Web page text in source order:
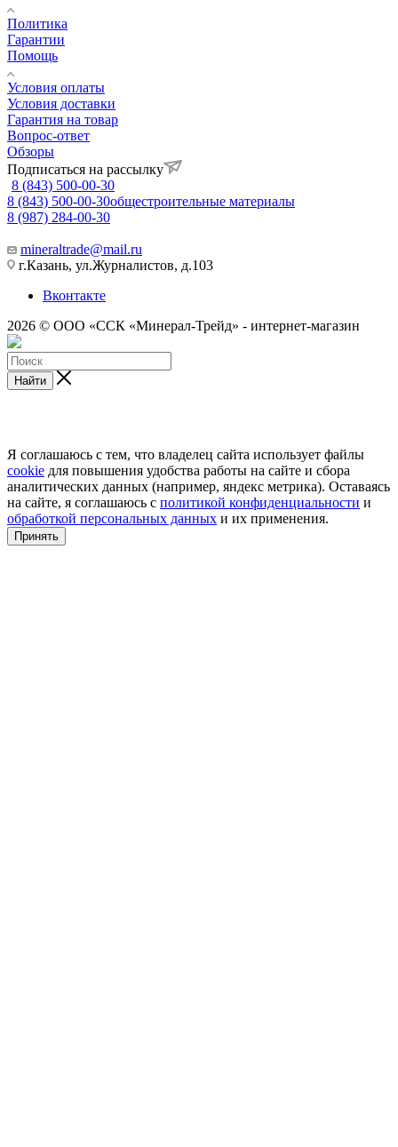
Политика
Гарантии
Помощь
Условия оплаты
Условия доставки
Гарантия на товар
Вопрос-ответ
Обзоры
Подписаться на рассылку
8 (843) 500-00-30
8 (843) 500-00-30общестроительные материалы
8 (987) 284-00-30
mineraltrade@mail.ru
г.Казань, ул.Журналистов, д.103
Вконтакте
2026 © ООО «ССК «Минерал-Трейд» - интернет-магазин
Найти
Я соглашаюсь с тем, что владелец сайта использует файлы
cookie для повышения удобства работы на сайте и сбора
аналитических данных (например, яндекс метрика). Оставаясь
на сайте, я соглашаюсь с политикой конфиденциальности и
обработкой персональных данных и их применения.
Принять